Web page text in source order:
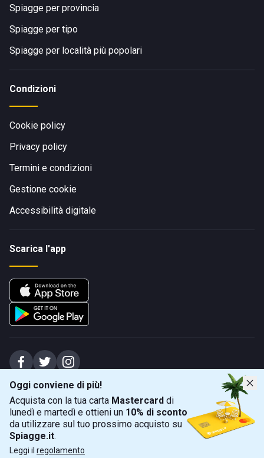
Oggi conviene di più!
Acquista con la tua carta Mastercard di
lunedì e martedì e ottieni un 10% di sconto
da utilizzare sul tuo prossimo acquisto su
Spiagge.it.
Leggi il regolamento
Spiagge per provincia
Spiagge per tipo
Spiagge per località più popolari
Condizioni
Cookie policy
Privacy policy
Termini e condizioni
Gestione cookie
Accessibilità digitale
Scarica l'app
Spiagge Srl - Sede legale: Via Marecchiese 48, 47923 Rimini (RN), IT -
capitale sociale Euro 31245,57 - Iscritta al registro delle imprese di Rimini
Sede operativa: Via Flaminia 180, 47924 Rimini (RN), IT
+39 0541 772375
info@spiagge.it - p.i./c.f. 04536640404
© 2026 Spiagge Srl. Tutti i diritti riservati.